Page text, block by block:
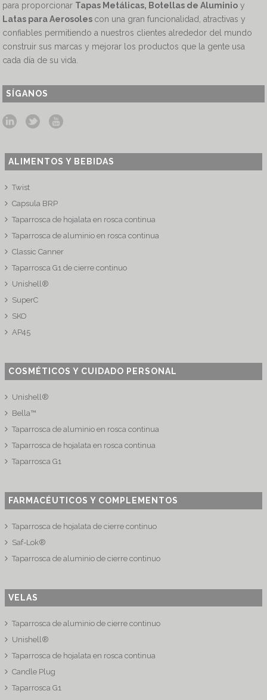
para proporcionar Tapas Metálicas, Botellas de Aluminio y
Latas para Aerosoles con una gran funcionalidad, atractivas y
confiables permitiendo a nuestros clientes alrededor del mundo
construir sus marcas y mejorar los productos que la gente usa
cada día de su vida.
SÍGANOS
ALIMENTOS Y BEBIDAS
Twist
Capsula BRP
Taparrosca de hojalata en rosca continua
Taparrosca de aluminio en rosca continua
Classic Canner
Taparrosca G1 de cierre continuo
Unishell®
SuperC
SKO
AP45
COSMÉTICOS Y CUIDADO PERSONAL
Unishell®
Bella™
Taparrosca de aluminio en rosca continua
Taparrosca de hojalata en rosca continua
Taparrosca G1
FARMACÉUTICOS Y COMPLEMENTOS
Taparrosca de hojalata de cierre continuo
Saf-Lok®
Taparrosca de aluminio de cierre continuo
VELAS
Taparrosca de aluminio de cierre continuo
Unishell®
Taparrosca de hojalata en rosca continua
Candle Plug
Taparrosca G1